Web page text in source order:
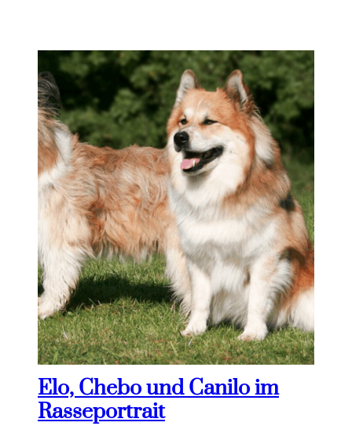
Elo, Chebo und Canilo im
Rasseportrait